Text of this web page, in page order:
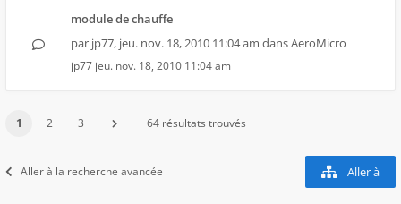
module de chauffe
par jp77, jeu. nov. 18, 2010 11:04 am dansAeroMicro
jp77 jeu. nov. 18, 2010 11:04 am
1 2 3 64 résultats trouvés
Aller à la recherche avancée Aller à